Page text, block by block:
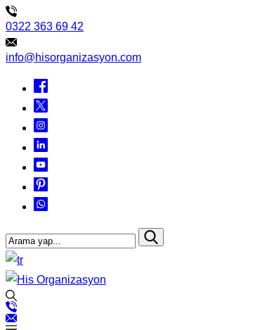
0322 363 69 42
info@hisorganizasyon.com